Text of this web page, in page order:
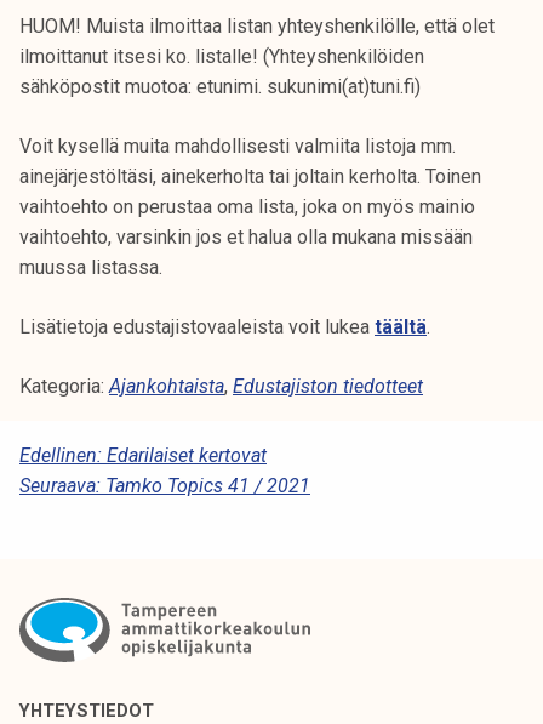
HUOM! Muista ilmoittaa listan yhteyshenkilölle, että olet
ilmoittanut itsesi ko. listalle! (Yhteyshenkilöiden
sähköpostit muotoa: etunimi. sukunimi(at)tuni.fi)
Voit kysellä muita mahdollisesti valmiita listoja mm.
ainejärjestöltäsi, ainekerholta tai joltain kerholta. Toinen
vaihtoehto on perustaa oma lista, joka on myös mainio
vaihtoehto, varsinkin jos et halua olla mukana missään
muussa listassa.
Lisätietoja edustajistovaaleista voit lukea täältä.
Kategoria:Ajankohtaista, Edustajiston tiedotteet
A
R
K
K
E
Edellinen: Edarilaiset kertovat
Seuraava: Tamko Topics 41 / 2021
YHTEYSTIEDOT